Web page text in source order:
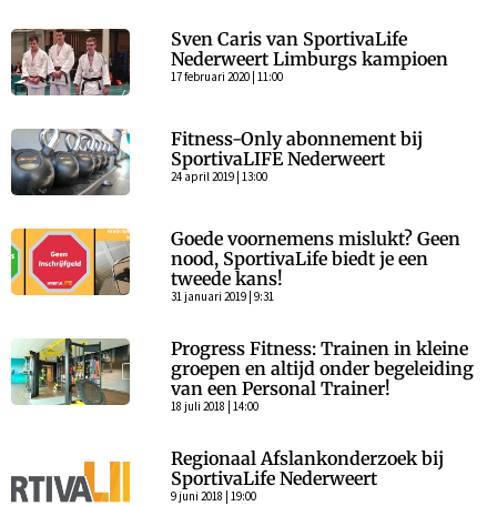
Sven Caris van SportivaLife
Nederweert Limburgs kampioen
17 februari 2020 | 11:00
Fitness-Only abonnement bij
SportivaLIFE Nederweert
24 april 2019 | 13:00
Goede voornemens mislukt? Geen
nood, SportivaLife biedt je een
tweede kans!
31 januari 2019 | 9:31
Progress Fitness: Trainen in kleine
groepen en altijd onder begeleiding
van een Personal Trainer!
18 juli 2018 | 14:00
Regionaal Afslankonderzoek bij
SportivaLife Nederweert
9 juni 2018 | 19:00